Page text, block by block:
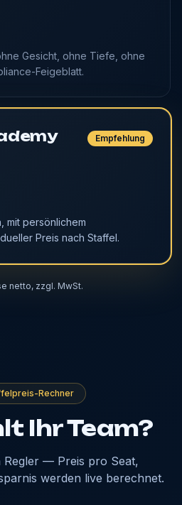
Gesicht, ohne Tiefe, ohne
Feige­blatt.
Empfehlung
mit persönlichem
Preis nach Staffel.
netto, zzgl. MwSt.
Rechner
Ihr Team?
Regler — Preis pro Seat,
werden live berechnet.